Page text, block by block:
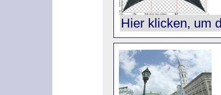
Hier klicken, um